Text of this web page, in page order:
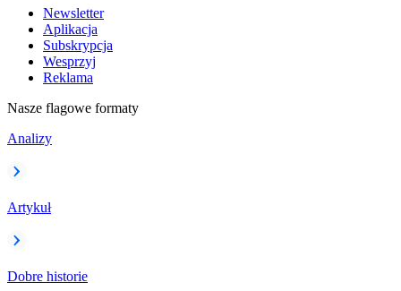
Newsletter
Aplikacja
Subskrypcja
Wesprzyj
Reklama
Nasze flagowe formaty
Analizy
Artykuł
Dobre historie